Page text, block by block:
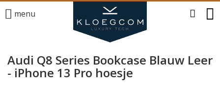
menu
Audi Q8 Series Bookcase Blauw Leer
- iPhone 13 Pro hoesje